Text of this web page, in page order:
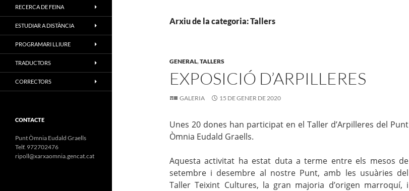
Arxiu de la categoria: Tallers
GENERAL,TALLERS
EXPOSICIÓ D’ARPILLERES
GALERIA 15 DE GENER DE 2020
Unes 20 dones han participat en el Taller d’Arpilleres del Punt
Òmnia Eudald Graells.
Aquesta activitat ha estat duta a terme entre els mesos de
setembre i desembre al nostre Punt, amb les usuàries del
Taller Teixint Cultures, la gran majoria d’origen marroquí, i
RECERCA DE FEINA
ESTUDIAR A DISTÀNCIA
PROGRAMARI LLIURE
TRADUCTORS
CORRECTORS
CONTACTE
Punt Òmnia Eudald Graells
Telf. 972702476
ripoll@xarxaomnia.gencat.cat